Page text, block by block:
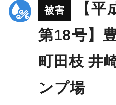
被害
【
第18号】
町田枝 井
ンプ場